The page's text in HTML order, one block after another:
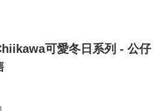
可愛冬日系列 - 公仔